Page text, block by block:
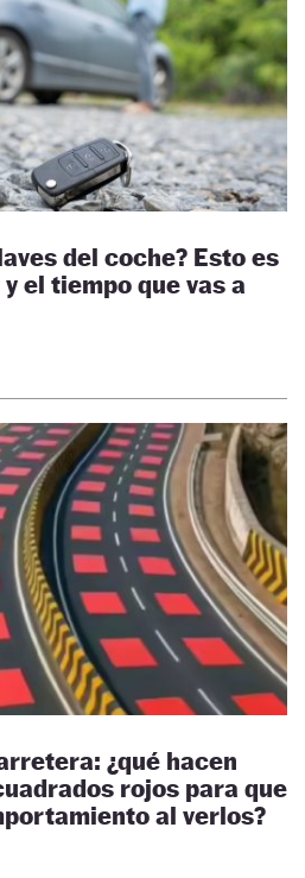
del coche? Esto es
el tiempo que vas a
¿qué hacen
rojos para que
al verlos?